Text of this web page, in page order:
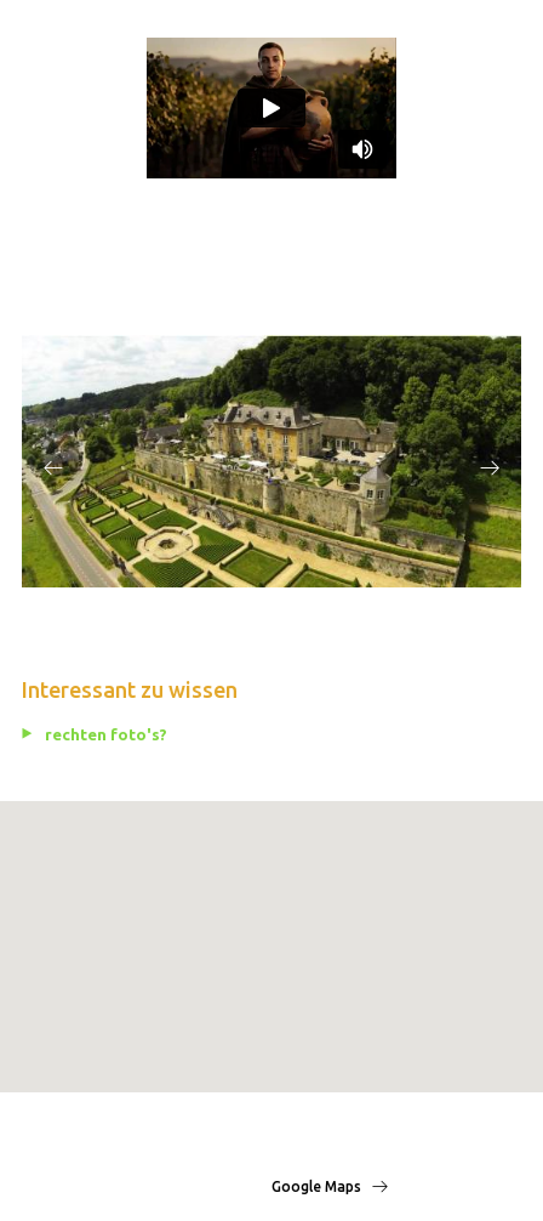
Interessant zu wissen
rechten foto's?
Google Maps